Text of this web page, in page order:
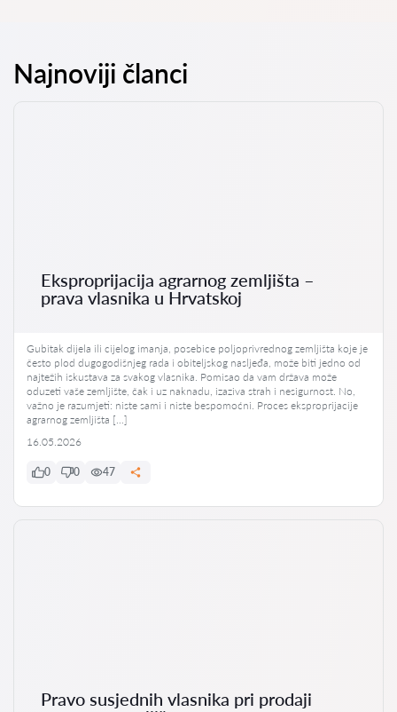
Najnoviji članci
Eksproprijacija agrarnog zemljišta –
prava vlasnika u Hrvatskoj
Gubitak dijela ili cijelog imanja, posebice poljoprivrednog zemljišta koje je
često plod dugogodišnjeg rada i obiteljskog nasljeđa, može biti jedno od
najtežih iskustava za svakog vlasnika. Pomisao da vam država može
oduzeti vaše zemljište, čak i uz naknadu, izaziva strah i nesigurnost. No,
važno je razumjeti: niste sami i niste bespomoćni. Proces eksproprijacije
agrarnog zemljišta […]
16.05.2026
0 0 47
Pravo susjednih vlasnika pri prodaji